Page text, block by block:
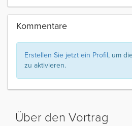
Kommentare
Erstellen Sie jetzt ein Profil, um
zu aktivieren.
Über den Vortrag